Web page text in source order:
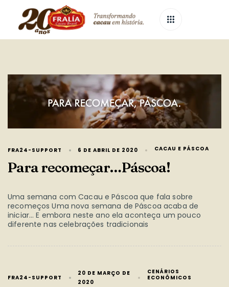
FRA24-SUPPORT 6 DE ABRIL DE 2020 CACAU E PÁSCOA
Para recomeçar…Páscoa!
Uma semana com Cacau e Páscoa que fala sobre
recomeços Uma nova semana de Páscoa acaba de
iniciar… E embora neste ano ela aconteça um pouco
diferente nas celebrações tradicionais
FRA24-SUPPORT
20 DE MARÇO DE
2020
CENÁRIOS
ECONÔMICOS